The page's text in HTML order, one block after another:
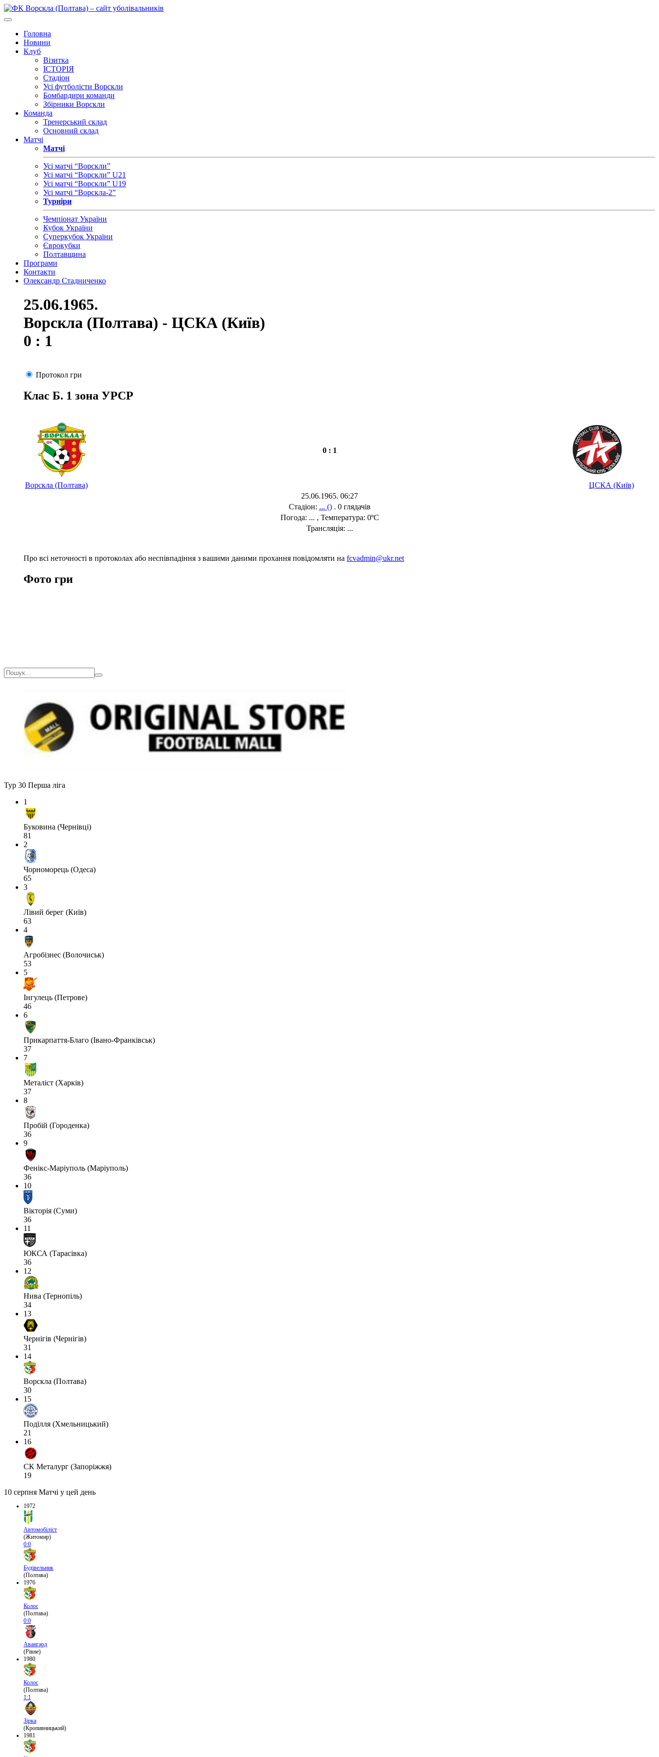
Головна
Новини
Клуб
Візитка
ІСТОРІЯ
Стадіон
Усі футболісти Ворскли
Бомбардири команди
Збірники Ворскли
Команда
Тренерський склад
Основний склад
Матчі
Матчі
Усі матчі “Ворскли”
Усі матчі “Ворскли” U21
Усі матчі “Ворскли” U19
Усі матчі “Ворскла-2”
Турніри
Чемпіонат України
Кубок України
Суперкубок України
Єврокубки
Полтавщина
Програми
Контакти
Олександр Стадниченко
25.06.1965.
Ворскла (Полтава) - ЦСКА (Київ)
0 : 1
Протокол гри
Клас Б. 1 зона УРСР
0 : 1
Ворскла (Полтава)
ЦСКА (Київ)
25.06.1965. 06:27
Стадіон: ... (). 0 глядачів
Погода: ... , Температура: 0ºC
Трансляція: ...
Про всі неточності в протоколах або неспівпадіння з вашими даними прохання повідомляти на fcvadmin@ukr.net
Фото гри
Тур 30 Перша ліга
1
Буковина (Чернівці)
81
2
Чорноморець (Одеса)
65
3
Лівий берег (Київ)
63
4
Агробізнес (Волочиськ)
53
5
Інгулець (Петрове)
46
6
Прикарпаття-Благо (Івано-Франківськ)
37
7
Металіст (Харків)
37
8
Пробій (Городенка)
36
9
Фенікс-Маріуполь (Маріуполь)
36
10
Вікторія (Суми)
36
11
ЮКСА (Тарасівка)
36
12
Нива (Тернопіль)
34
13
Чернігів (Чернігів)
31
14
Ворскла (Полтава)
30
15
Поділля (Хмельницький)
21
16
СК Металург (Запоріжжя)
19
10 серпня Матчі у цей день
1972
Автомобіліст
(Житомир)
0:0
Будівельник
(Полтава)
1976
Колос
(Полтава)
0:0
Авангард
(Рівне)
1980
Колос
(Полтава)
1:1
Зірка
(Кропивницький)
1981